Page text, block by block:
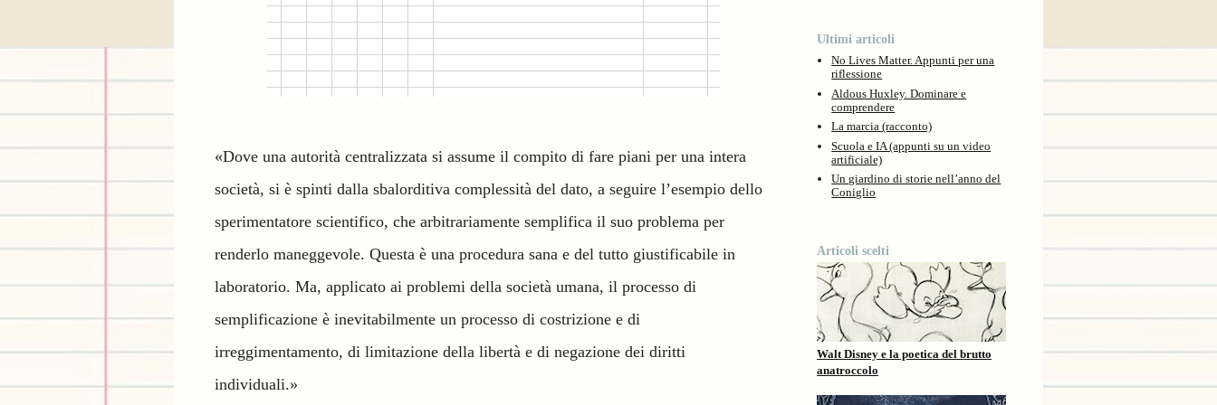
«Dove una autorità centralizzata si assume il compito di fare piani per una intera
società, si è spinti dalla sbalorditiva complessità del dato, a seguire l’esempio dello
sperimentatore scientifico, che arbitrariamente semplifica il suo problema per
renderlo maneggevole. Questa è una procedura sana e del tutto giustificabile in
laboratorio. Ma, applicato ai problemi della società umana, il processo di
semplificazione è inevitabilmente un processo di costrizione e di
irreggimentamento, di limitazione della libertà e di negazione dei diritti
individuali.»
Ultimi articoli
No Lives Matter. Appunti per una
riflessione
Aldous Huxley. Dominare e
comprendere
La marcia (racconto)
Scuola e IA (appunti su un video
artificiale)
Un giardino di storie nell’anno del
Coniglio
Articoli scelti
Walt Disney e la poetica del brutto
anatroccolo